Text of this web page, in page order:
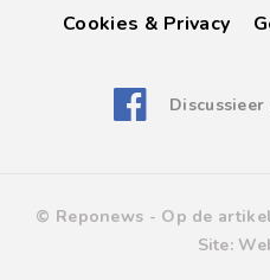
Cookies & Privacy
© Reponews - Op de
Site: